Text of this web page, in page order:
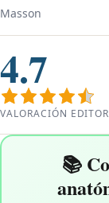
Masson
4.7
VALORACIÓN
📚